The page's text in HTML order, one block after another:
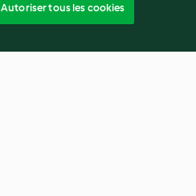
Autoriser tous les cookies